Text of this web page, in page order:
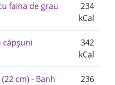
faina de grau
234
kCal
căpșuni
342
kCal
cm) - Banh
236